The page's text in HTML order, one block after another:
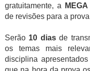
gratuitamente, a
de revisões para a
Serão 10 diasde
os temas mais
disciplina